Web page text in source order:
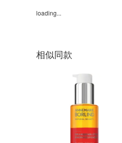
loading...
相似同款